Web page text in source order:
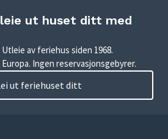
ut huset ditt med
av feriehus siden 1968.
Ingen reservasjonsgebyrer.
ut feriehuset ditt